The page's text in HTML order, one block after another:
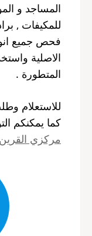
المساجد و
للمكيفات ,
فحص جميع
الاصلية
المتطورة .
للاستعلام
كما يمكنكم
مركزي القرين